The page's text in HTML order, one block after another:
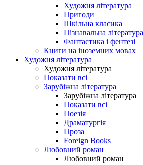
Художня література
Пригоди
Шкільна класика
Пізнавальна література
Фантастика і фентезі
Книги на іноземних мовах
Художня література
Художня література
Показати всі
Зарубіжна література
Зарубіжна література
Показати всі
Поезія
Драматургія
Проза
Foreign Books
Любовний роман
Любовний роман